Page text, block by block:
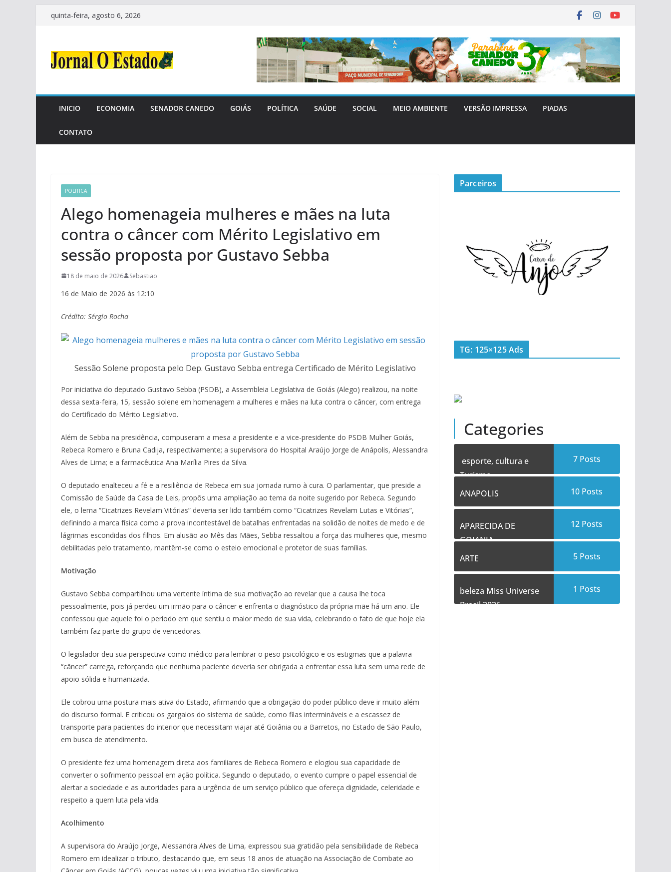
Pular
conteúdo
quinta-feira, agosto 6, 2026
INICIO ECONOMIA SENADOR CANEDO GOIÁS POLÍTICA SAÚDE SOCIAL MEIO AMBIENTE VERSÃO IMPRESSA PIADAS
CONTATO
POLITICA
Alego homenageia mulheres e mães na luta
contra o câncer com Mérito Legislativo em
sessão proposta por Gustavo Sebba
18 de maio de 2026 Sebastiao
16 de Maio de 2026 às 12:10
Crédito: Sérgio Rocha
Sessão Solene proposta pelo Dep. Gustavo Sebba entrega Certificado de Mérito Legislativo
Por iniciativa do deputado Gustavo Sebba (PSDB), a Assembleia Legislativa de Goiás (Alego) realizou, na noite
dessa sexta-feira, 15, sessão solene em homenagem a mulheres e mães na luta contra o câncer, com entrega
do Certificado do Mérito Legislativo.
Além de Sebba na presidência, compuseram a mesa a presidente e a vice-presidente do PSDB Mulher Goiás,
Rebeca Romero e Bruna Cadija, respectivamente; a supervisora do Hospital Araújo Jorge de Anápolis, Alessandra
Alves de Lima; e a farmacêutica Ana Marília Pires da Silva.
O deputado enalteceu a fé e a resiliência de Rebeca em sua jornada rumo à cura. O parlamentar, que preside a
Comissão de Saúde da Casa de Leis, propôs uma ampliação ao tema da noite sugerido por Rebeca. Segundo
ele, o lema “Cicatrizes Revelam Vitórias” deveria ser lido também como “Cicatrizes Revelam Lutas e Vitórias”,
definindo a marca física como a prova incontestável de batalhas enfrentadas na solidão de noites de medo e de
lágrimas escondidas dos filhos. Em alusão ao Mês das Mães, Sebba ressaltou a força das mulheres que, mesmo
debilitadas pelo tratamento, mantêm-se como o esteio emocional e protetor de suas famílias.
Motivação
Gustavo Sebba compartilhou uma vertente íntima de sua motivação ao revelar que a causa lhe toca
pessoalmente, pois já perdeu um irmão para o câncer e enfrenta o diagnóstico da própria mãe há um ano. Ele
confessou que aquele foi o período em que sentiu o maior medo de sua vida, celebrando o fato de que hoje ela
também faz parte do grupo de vencedoras.
O legislador deu sua perspectiva como médico para lembrar o peso psicológico e os estigmas que a palavra
“câncer” carrega, reforçando que nenhuma paciente deveria ser obrigada a enfrentar essa luta sem uma rede de
apoio sólida e humanizada.
Ele cobrou uma postura mais ativa do Estado, afirmando que a obrigação do poder público deve ir muito além
do discurso formal. E criticou os gargalos do sistema de saúde, como filas intermináveis e a escassez de
transporte para pacientes do interior que necessitam viajar até Goiânia ou a Barretos, no Estado de São Paulo,
em busca de atendimento.
O presidente fez uma homenagem direta aos familiares de Rebeca Romero e elogiou sua capacidade de
converter o sofrimento pessoal em ação política. Segundo o deputado, o evento cumpre o papel essencial de
alertar a sociedade e as autoridades para a urgência de um serviço público que ofereça dignidade, celeridade e
respeito a quem luta pela vida.
Acolhimento
A supervisora do Araújo Jorge, Alessandra Alves de Lima, expressou sua gratidão pela sensibilidade de Rebeca
Romero em idealizar o tributo, destacando que, em seus 18 anos de atuação na Associação de Combate ao
Parceiros
TG: 125×125 Ads
Categories
esporte, cultura e
Turismo
7 Posts
ANAPOLIS 10 Posts
APARECIDA DE
GOIANIA
12 Posts
ARTE 5 Posts
beleza Miss Universe
Brasil 2026
1 Posts